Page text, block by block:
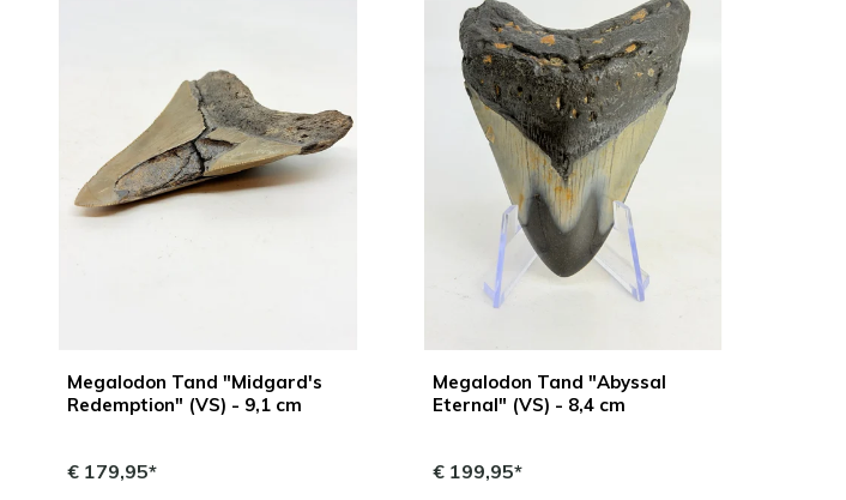
Megalodon Tand "Midgard's
Redemption" (VS) - 9,1 cm
€ 179,95*
Megalodon Tand "Abyssal
Eternal" (VS) - 8,4 cm
€ 199,95*